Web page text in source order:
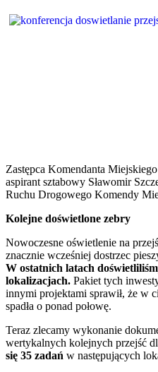
Zastępca Komendanta
aspirant sztabowy Sławomir
Ruchu Drogowego Komendy
Kolejne doświetlone zebry
Nowoczesne oświetlenie na
znacznie wcześniej dostrzec
W ostatnich latach
lokalizacjach. Pakiet tych
innymi projektami sprawił, że w
spadła o ponad połowę.
Teraz zlecamy wykonanie
wertykalnych kolejnych przejść
się 35 zadań w następujących